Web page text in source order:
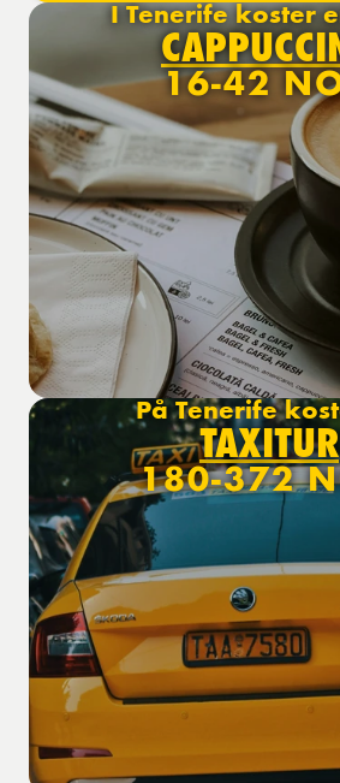
I Tenerife koster
16-42
På Tenerife
TAXITUR
180-372